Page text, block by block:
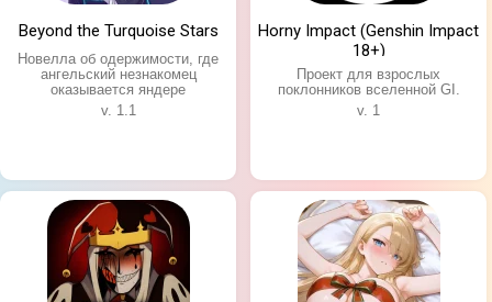
Beyond the Turquoise Stars
Новелла об одержимости, где
ангельский незнакомец
оказывается яндере
v. 1.1
Horny Impact (Genshin Impact
18+)
Проект для взрослых
поклонников вселенной GI.
v. 1